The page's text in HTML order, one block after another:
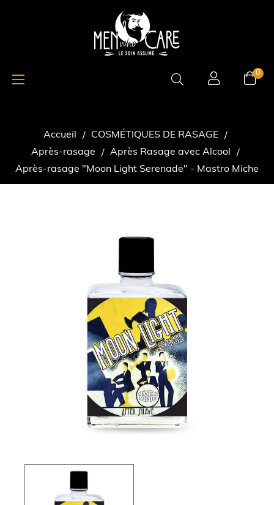
0
Basculer
la
☰
Accueil
COSMÉTIQUES DE RASAGE
Après-rasage
Après Rasage avec Alcool
Après-rasage "Moon Light Serenade" - Mastro Miche